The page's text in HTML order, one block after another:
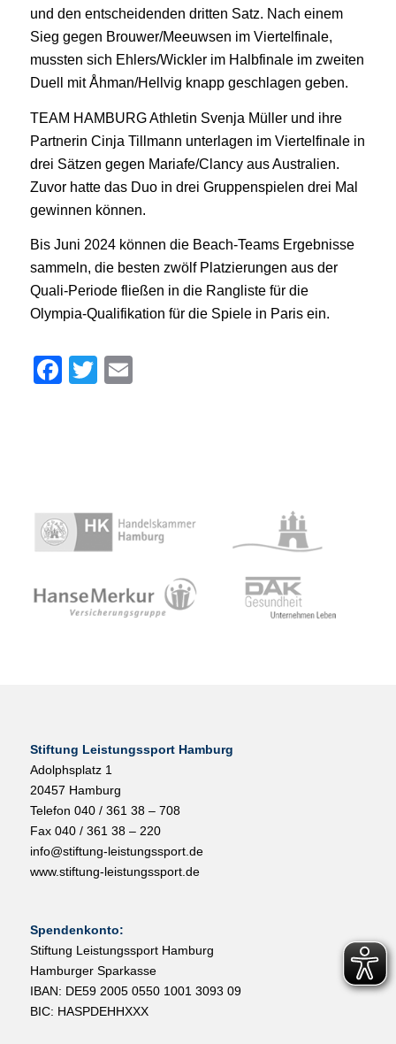
und den entscheidenden dritten Satz. Nach einem
Sieg gegen Brouwer/Meeuwsen im Viertelfinale,
mussten sich Ehlers/Wickler im Halbfinale im zweiten
Duell mit Åhman/Hellvig knapp geschlagen geben.
TEAM HAMBURG Athletin Svenja Müller und ihre
Partnerin Cinja Tillmann unterlagen im Viertelfinale in
drei Sätzen gegen Mariafe/Clancy aus Australien.
Zuvor hatte das Duo in drei Gruppenspielen drei Mal
gewinnen können.
Bis Juni 2024 können die Beach-Teams Ergebnisse
sammeln, die besten zwölf Platzierungen aus der
Quali-Periode fließen in die Rangliste für die
Olympia-Qualifikation für die Spiele in Paris ein.
Facebook
Twitter
Stiftung Leistungssport Hamburg
Adolphsplatz 1
20457 Hamburg
Telefon 040 / 361 38 – 708
Fax 040 / 361 38 – 220
info@stiftung-leistungssport.de
www.stiftung-leistungssport.de
Spendenkonto:
Stiftung Leistungssport Hamburg
Hamburger Sparkasse
IBAN: DE59 2005 0550 1001 3093 09
BIC: HASPDEHHXXX